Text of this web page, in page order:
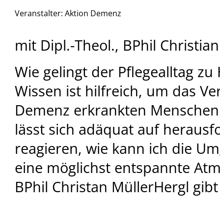
Veranstalter: Aktion Demenz
mit Dipl.-Theol., BPhil
Wie gelingt der Pflegealltag zu
Wissen ist hilfreich, um das
Demenz erkrankten
lässt sich adäquat auf
reagieren, wie kann ich die
eine möglichst entspannte
BPhil Christan MüllerHergl